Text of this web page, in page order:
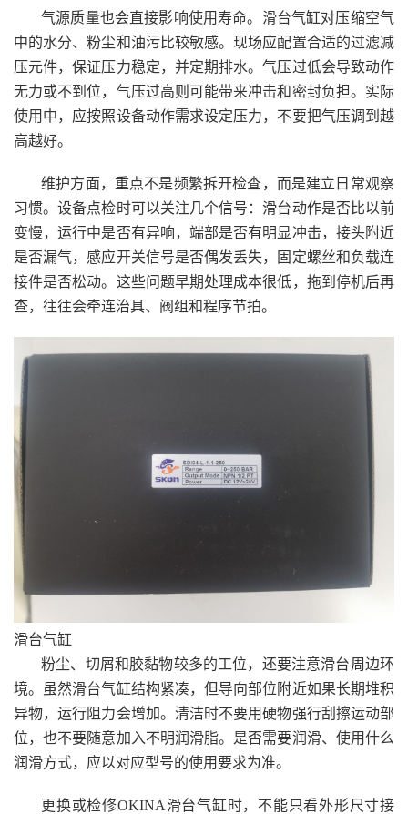
气源质量也会直接影响使用寿命。滑台气缸对压缩空气
中的水分、粉尘和油污比较敏感。现场应配置合适的过滤减
压元件，保证压力稳定，并定期排水。气压过低会导致动作
无力或不到位，气压过高则可能带来冲击和密封负担。实际
使用中，应按照设备动作需求设定压力，不要把气压调到越
高越好。
维护方面，重点不是频繁拆开检查，而是建立日常观察
习惯。设备点检时可以关注几个信号：滑台动作是否比以前
变慢，运行中是否有异响，端部是否有明显冲击，接头附近
是否漏气，感应开关信号是否偶发丢失，固定螺丝和负载连
接件是否松动。这些问题早期处理成本很低，拖到停机后再
查，往往会牵连治具、阀组和程序节拍。
滑台气缸
粉尘、切屑和胶黏物较多的工位，还要注意滑台周边环
境。虽然滑台气缸结构紧凑，但导向部位附近如果长期堆积
异物，运行阻力会增加。清洁时不要用硬物强行刮擦运动部
位，也不要随意加入不明润滑脂。是否需要润滑、使用什么
润滑方式，应以对应型号的使用要求为准。
更换或检修OKINA滑台气缸时，不能只看外形尺寸接